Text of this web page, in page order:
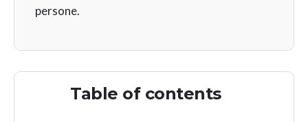
persone.
Table of contents